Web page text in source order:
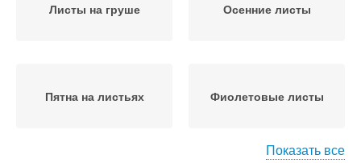
Листы на груше Осенние листы
Пятна на листьях Фиолетовые листы
Показать все